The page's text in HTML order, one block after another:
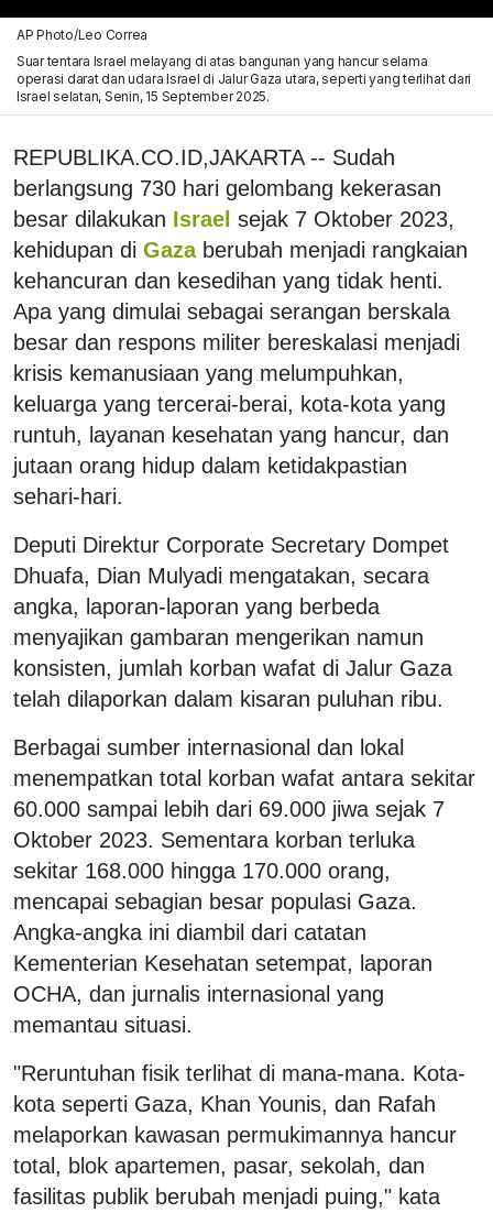
AP Photo/Leo Correa
Suar tentara Israel melayang di atas bangunan yang hancur selama
operasi darat dan udara Israel di Jalur Gaza utara, seperti yang terlihat dari
Israel selatan, Senin, 15 September 2025.
REPUBLIKA.CO.ID,JAKARTA -- Sudah
berlangsung 730 hari gelombang kekerasan
besar dilakukan Israel sejak 7 Oktober 2023,
kehidupan di Gaza berubah menjadi rangkaian
kehancuran dan kesedihan yang tidak henti.
Apa yang dimulai sebagai serangan berskala
besar dan respons militer bereskalasi menjadi
krisis kemanusiaan yang melumpuhkan,
keluarga yang tercerai-berai, kota-kota yang
runtuh, layanan kesehatan yang hancur, dan
jutaan orang hidup dalam ketidakpastian
sehari-hari.
Deputi Direktur Corporate Secretary Dompet
Dhuafa, Dian Mulyadi mengatakan, secara
angka, laporan-laporan yang berbeda
menyajikan gambaran mengerikan namun
konsisten, jumlah korban wafat di Jalur Gaza
telah dilaporkan dalam kisaran puluhan ribu.
Berbagai sumber internasional dan lokal
menempatkan total korban wafat antara sekitar
60.000 sampai lebih dari 69.000 jiwa sejak 7
Oktober 2023. Sementara korban terluka
sekitar 168.000 hingga 170.000 orang,
mencapai sebagian besar populasi Gaza.
Angka-angka ini diambil dari catatan
Kementerian Kesehatan setempat, laporan
OCHA, dan jurnalis internasional yang
memantau situasi.
"Reruntuhan fisik terlihat di mana-mana. Kota-
kota seperti Gaza, Khan Younis, dan Rafah
melaporkan kawasan permukimannya hancur
total, blok apartemen, pasar, sekolah, dan
fasilitas publik berubah menjadi puing," kata